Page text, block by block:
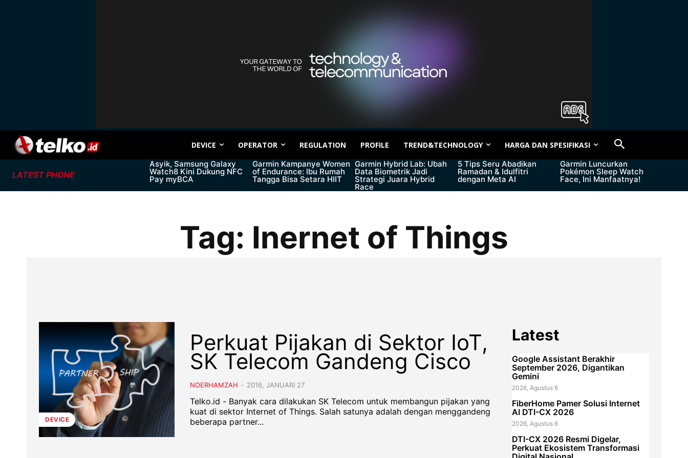
DEVICE OPERATOR REGULATION PROFILE TREND&TECHNOLOGY HARGA DAN SPESIFIKASI
LATEST PHONE
Asyik, Samsung Galaxy
Watch8 Kini Dukung NFC
Pay myBCA
Garmin Kampanye Women
of Endurance: Ibu Rumah
Tangga Bisa Setara HIIT
Garmin Hybrid Lab: Ubah
Data Biometrik Jadi
Strategi Juara Hybrid
Race
5 Tips Seru Abadikan
Ramadan & Idulfitri
dengan Meta AI
Garmin Luncurkan
Pokémon Sleep Watch
Face, Ini Manfaatnya!
Tag: Inernet of Things
DEVICE
Perkuat Pijakan di Sektor IoT,
SK Telecom Gandeng Cisco
NOERHAMZAH - 2016, JANUARI 27
Telko.id - Banyak cara dilakukan SK Telecom untuk membangun pijakan yang
kuat di sektor Internet of Things. Salah satunya adalah dengan menggandeng
beberapa partner...
Latest
Google Assistant Berakhir
September 2026, Digantikan
Gemini
2026, Agustus 6
FiberHome Pamer Solusi Internet
AI DTI-CX 2026
2026, Agustus 6
DTI-CX 2026 Resmi Digelar,
Perkuat Ekosistem Transformasi